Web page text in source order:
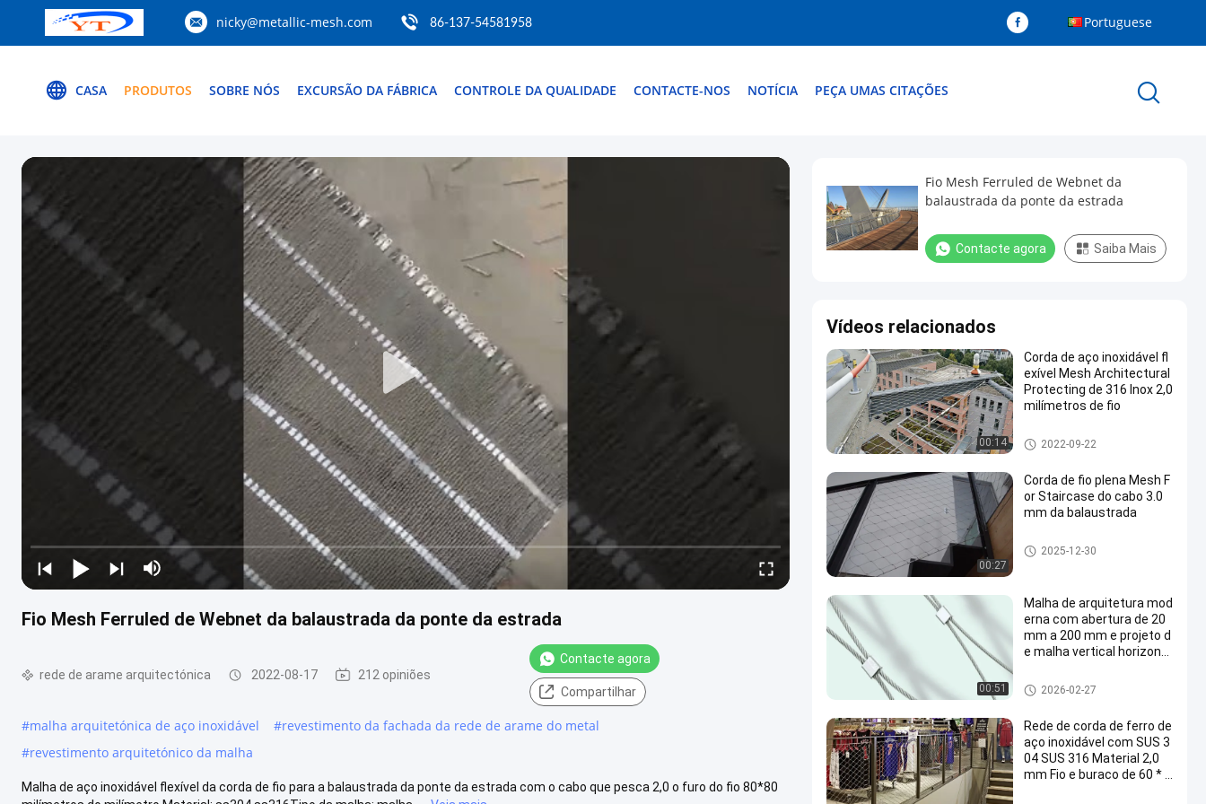
nicky@metallic-mesh.com 86-137-54581958 Portuguese
CASA PRODUTOS SOBRE NÓS EXCURSÃO DA FÁBRICA CONTROLE DA QUALIDADE CONTACTE-NOS NOTÍCIA PEÇA UMAS CITAÇÕES
Fio Mesh Ferruled de Webnet da balaustrada da ponte da estrada
rede de arame arquitectónica 2022-08-17 212 opiniões
Contacte agora
Compartilhar
#malha arquitetónica de aço inoxidável #revestimento da fachada da rede de arame do metal
#revestimento arquitetónico da malha
Malha de aço inoxidável flexível da corda de fio para a balaustrada da ponte da estrada com o cabo que pesca 2,0 o furo do fio 80*80
Fio Mesh Ferruled de Webnet da
balaustrada da ponte da estrada
Contacte agora Saiba Mais
Vídeos relacionados
00:14
Corda de aço inoxidável fl
exível Mesh Architectural
Protecting de 316 Inox 2,0
milímetros de fio
rede de arame arquitectónica
2022-09-22
00:27
Corda de fio plena Mesh F
or Staircase do cabo 3.0
mm da balaustrada
Malha da corda de fio
2025-12-30
00:51
Malha de arquitetura mod
erna com abertura de 20
mm a 200 mm e projeto d
e malha vertical horizont
rede de arame arquitectónica
2026-02-27
Rede de corda de ferro de
aço inoxidável com SUS 3
04 SUS 316 Material 2,0
mm Fio e buraco de 60 * 6